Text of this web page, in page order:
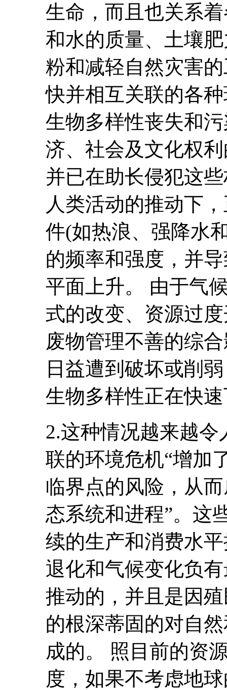
生命，而且也关系
和水的质量、土壤
粉和减轻自然灾害
快并相互关联的各
生物多样性丧失和
济、社会及文化权
并已在助长侵犯这
人类活动的推动下
件(如热浪、强降水
的频率和强度，并
平面上升。 由于气
式的改变、资源过
废物管理不善的综
日益遭到破坏或削
生物多样性正在快
2.这种情况越来越
联的环境危机“增加
临界点的风险，从
态系统和进程”。这
续的生产和消费水
退化和气候变化负
推动的，并且是因
的根深蒂固的对自
成的。 照目前的资
度，如果不考虑地